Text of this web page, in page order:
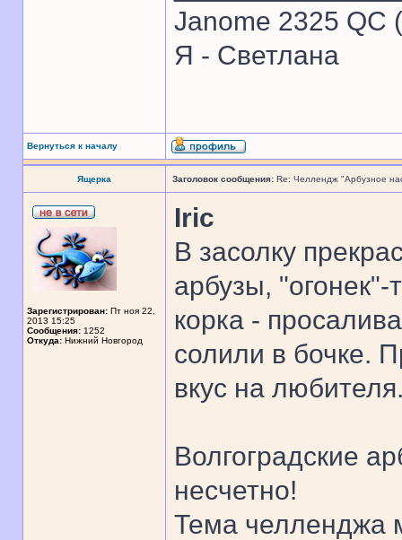
Janome 2325 QC
Я - Светлана
Вернуться к началу
Ящерка Заголовок сообщения: Re: Челлендж "Арбузное
Зарегистрирован: Пт ноя 22,
2013 15:25
Сообщения: 1252
Откуда: Нижний Новгород
Iric
В засолку
арбузы, "огонек"-
корка -
солили в бочке.
вкус на
Волгоградские
несчетно!
Тема челленджа